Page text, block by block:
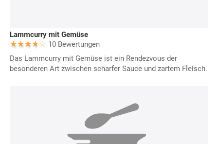
Lammcurry mit Gemüse
10 Bewertungen
Das Lammcurry mit Gemüse ist ein Rendezvous der
besonderen Art zwischen scharfer Sauce und zartem Fleisch.